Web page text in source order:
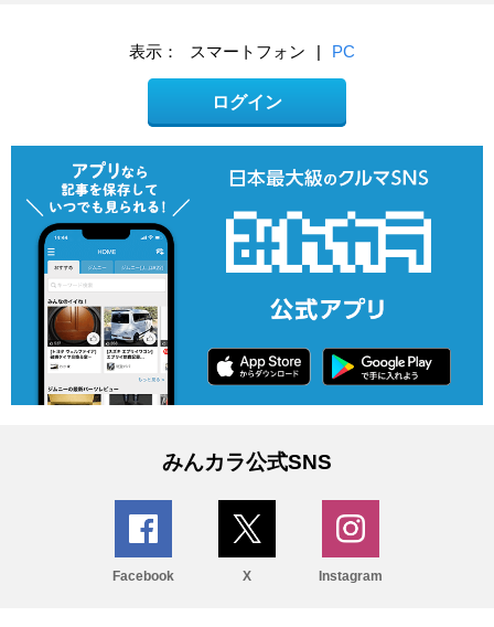
表示： スマートフォン | PC
ログイン
みんカラ公式SNS
Facebook X Instagram